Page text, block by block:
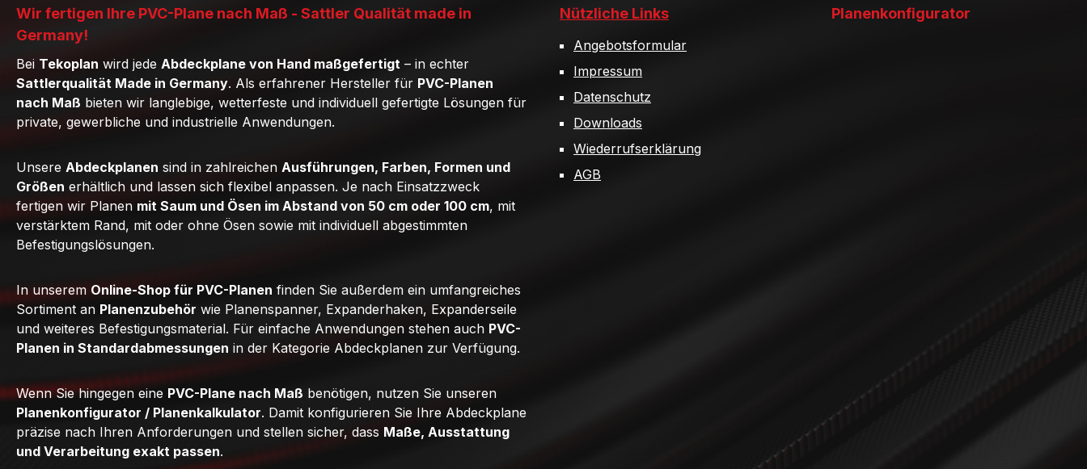
Wir fertigen Ihre PVC-Plane nach Maß - Sattler Qualität made in
Germany!
Bei Tekoplan wird jede Abdeckplane von Hand maßgefertigt – in echter
Sattlerqualität Made in Germany. Als erfahrener Hersteller für PVC-Planen
nach Maß bieten wir langlebige, wetterfeste und individuell gefertigte Lösungen für
private, gewerbliche und industrielle Anwendungen.
Unsere Abdeckplanen sind in zahlreichen Ausführungen, Farben, Formen und
Größen erhältlich und lassen sich flexibel anpassen. Je nach Einsatzzweck
fertigen wir Planen mit Saum und Ösen im Abstand von 50 cm oder 100 cm, mit
verstärktem Rand, mit oder ohne Ösen sowie mit individuell abgestimmten
Befestigungslösungen.
In unserem Online-Shop für PVC-Planen finden Sie außerdem ein umfangreiches
Sortiment an Planenzubehör wie Planenspanner, Expanderhaken, Expanderseile
und weiteres Befestigungsmaterial. Für einfache Anwendungen stehen auch PVC-
Planen in Standardabmessungen in der Kategorie Abdeckplanen zur Verfügung.
Wenn Sie hingegen eine PVC-Plane nach Maß benötigen, nutzen Sie unseren
Planenkonfigurator / Planenkalkulator. Damit konfigurieren Sie Ihre Abdeckplane
präzise nach Ihren Anforderungen und stellen sicher, dass Maße, Ausstattung
und Verarbeitung exakt passen.
Nützliche Links
Angebotsformular
Impressum
Datenschutz
Downloads
Wiederrufserklärung
AGB
Planenkonfigurator